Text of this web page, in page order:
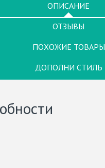
ОПИСАНИЕ
ОТЗЫВЫ
ПОХОЖИЕ ТОВАРЫ
ДОПОЛНИ СТИЛЬ